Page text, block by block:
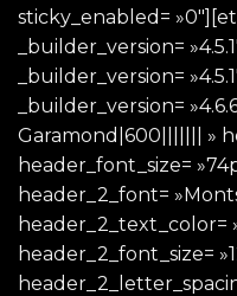
sticky_enabled=
_builder_version=
_builder_version=
_builder_version=
Garamond|600||||||| »
header_font_size=
header_2_font=
header_2_text_color=
header_2_font_size=